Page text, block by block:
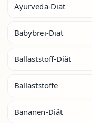
Ayurveda-Diät
Babybrei-Diät
Ballaststoff-Diät
Ballaststoffe
Bananen-Diät